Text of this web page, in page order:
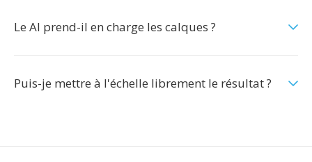
Le AI prend-il en charge les calques ?
Puis-je mettre à l'échelle librement le résultat ?